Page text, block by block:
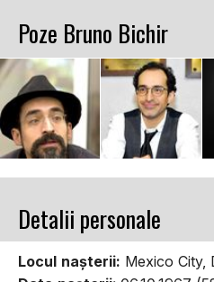
Poze Bruno Bichir
Detalii personale
Locul naşterii: Mexico City,